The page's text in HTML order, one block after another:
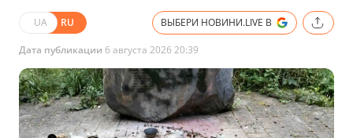
UA RU ВЫБЕРИ НОВИНИ.LIVE В
Дата публикации 6 августа 2026 20:39